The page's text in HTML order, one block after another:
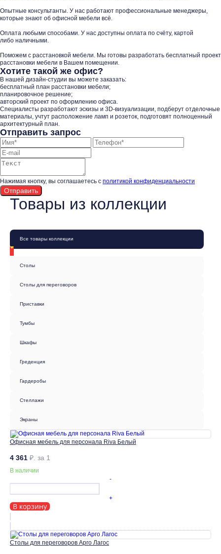
Опытные консультанты. У нас работают профессиональные менеджеры,
которые знают об офисной мебели всё.
Оплата любыми способами. У нас доступны оплата по счёту, картой
либо наличными.
Поможем с расстановкой мебели. Мы готовы разработать бесплатный проект
расстановки мебели в Вашем помещении.
Хотите такой же офис?
В нашей дизайн-студии вы можете заказать:
бесплатный план расстановки мебели;
планировочное решение;
авторский проект по оформлению офиса.
Специалисты разработают эскизы и 3D-визуализации, подберут отделочные
материалы, учтут расположение ламп и розеток, подготовят полноценный
архитектурный план.
Отправить запрос
Нажимая кнопку, вы соглашаетесь с политикой конфиденциальности
Товары из коллекции
Все товары коллекции
Столы
Столы для переговоров
Приставки
Тумбы
Шкафы
Греденция
Гардеробы
Стеллажи
Экраны
Офисная мебель для персонала Riva Белый
4 361 ₽. за 1
В наличии
-
+
В корзину
Столы для переговоров Арго Лагос